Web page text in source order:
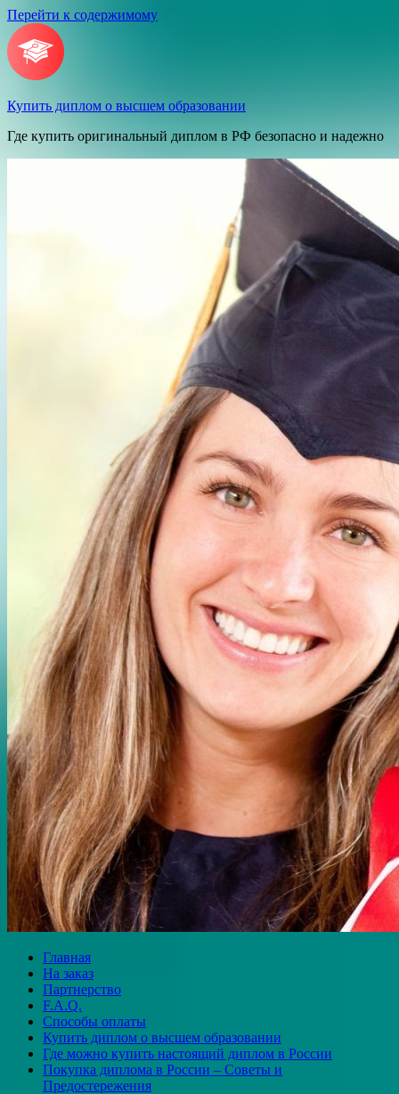
Перейти к содержимому
Купить диплом о высшем образовании
Где купить оригинальный диплом в РФ безопасно и надежно
Главная
На заказ
Партнерство
F.A.Q.
Способы оплаты
Купить диплом о высшем образовании
Где можно купить настоящий диплом в России
Покупка диплома в России – Советы и
Предостережения